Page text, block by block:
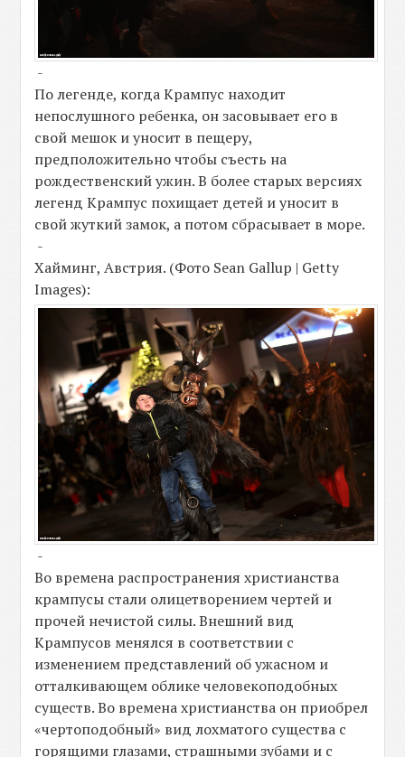
-
По легенде, когда Крампус находит
непослушного ребенка, он засовывает его в
свой мешок и уносит в пещеру,
предположительно чтобы съесть на
рождественский ужин. В более старых версиях
легенд Крампус похищает детей и уносит в
свой жуткий замок, а потом сбрасывает в море.
-
Хайминг, Австрия. (Фото Sean Gallup | Getty
Images):
-
Во времена распространения христианства
крампусы стали олицетворением чертей и
прочей нечистой силы. Внешний вид
Крампусов менялся в соответствии с
изменением представлений об ужасном и
отталкивающем облике человекоподобных
существ. Во времена христианства он приобрел
«чертоподобный» вид лохматого существа с
горящими глазами, страшными зубами и с